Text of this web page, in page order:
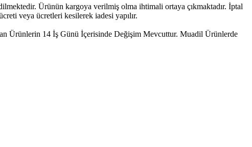
Ürünün kargoya verilmiş olma ihtimali ortaya çıkmaktadır. İptal
veya ücretleri kesilerek iadesi yapılır.
Ürünlerin 14 İş Günü İçerisinde Değişim Mevcuttur. Muadil Ürünlerde